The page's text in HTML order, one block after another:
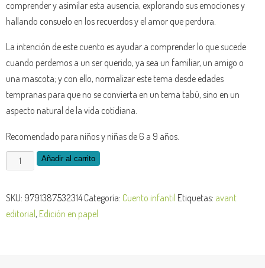
comprender y asimilar esta ausencia, explorando sus emociones y
hallando consuelo en los recuerdos y el amor que perdura.
La intención de este cuento es ayudar a comprender lo que sucede
cuando perdemos a un ser querido, ya sea un familiar, un amigo o
una mascota; y con ello, normalizar este tema desde edades
tempranas para que no se convierta en un tema tabú, sino en un
aspecto natural de la vida cotidiana.
Recomendado para niños y niñas de 6 a 9 años.
Añadir al carrito
SKU: 9791387532314Categoría: Cuento infantil Etiquetas: avant
editorial, Edición en papel